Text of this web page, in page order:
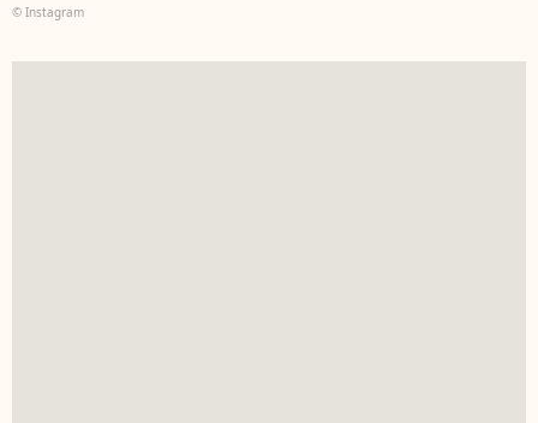
© Instagram